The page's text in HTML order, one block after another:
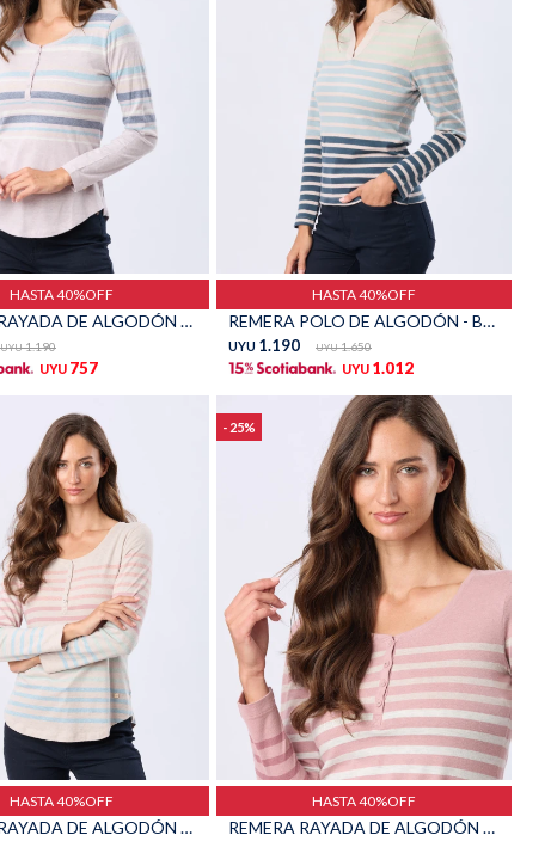
HASTA 40%OFF
REMERA RAYADA DE ALGODÓN - Lavanda
UYU 1.190
UYU 757
HASTA 40%OFF
REMERA POLO DE ALGODÓN - Beige
UYU 1.190 UYU 1.650
UYU 1.012
HASTA 40%OFF
REMERA RAYADA DE ALGODÓN - Beige
25
Talle
HASTA 40%OFF
REMERA RAYADA DE ALGODÓN - Rosado